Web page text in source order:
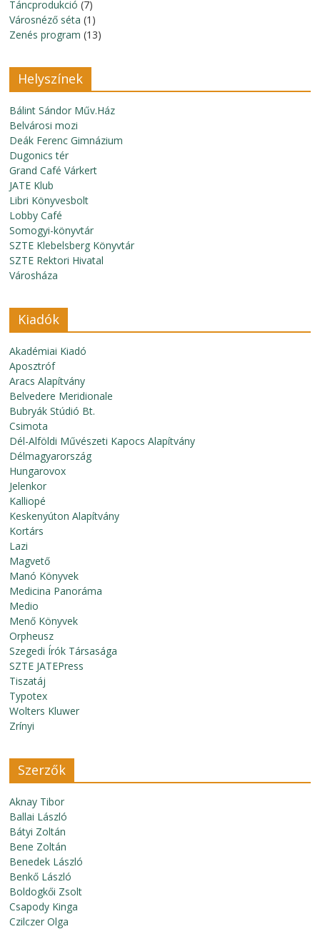
Táncprodukció (7)
Városnéző séta (1)
Zenés program (13)
Helyszínek
Bálint Sándor Műv.Ház
Belvárosi mozi
Deák Ferenc Gimnázium
Dugonics tér
Grand Café Várkert
JATE Klub
Libri Könyvesbolt
Lobby Café
Somogyi-könyvtár
SZTE Klebelsberg Könyvtár
SZTE Rektori Hivatal
Városháza
Kiadók
Akadémiai Kiadó
Aposztróf
Aracs Alapítvány
Belvedere Meridionale
Bubryák Stúdió Bt.
Csimota
Dél-Alföldi Művészeti Kapocs Alapítvány
Délmagyarország
Hungarovox
Jelenkor
Kalliopé
Keskenyúton Alapítvány
Kortárs
Lazi
Magvető
Manó Könyvek
Medicina Panoráma
Medio
Menő Könyvek
Orpheusz
Szegedi Írók Társasága
SZTE JATEPress
Tiszatáj
Typotex
Wolters Kluwer
Zrínyi
Szerzők
Aknay Tibor
Ballai László
Bátyi Zoltán
Bene Zoltán
Benedek László
Benkő László
Boldogkői Zsolt
Csapody Kinga
Czilczer Olga